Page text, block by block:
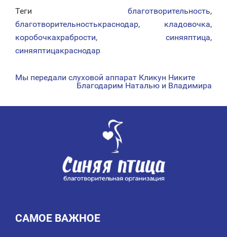
Теги благотворительность,
благотворительностькраснодар, кладовочка,
коробочкахрабрости, синяяптица,
синяяптицакраснодар
НАВИГАЦИЯ
Мы передали слуховой аппарат Кликун Никите
Благодарим Наталью и Владимира
САМОЕ ВАЖНОЕ